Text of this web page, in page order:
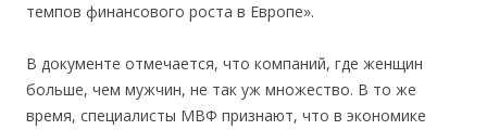
темпов финансового роста в Европе».
В документе отмечается, что компаний, где женщин
больше, чем мужчин, не так уж множество. В то же
время, специалисты МВФ признают, что в экономике